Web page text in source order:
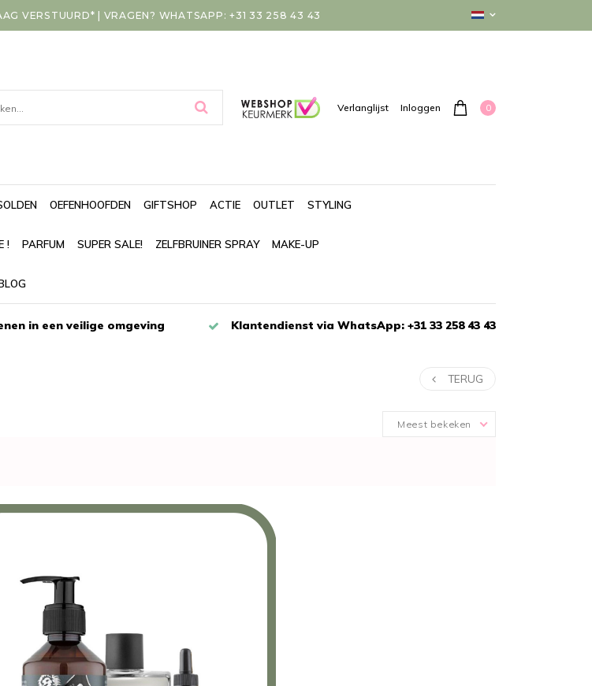
VERSTUURD* | VRAGEN? WHATSAPP: +31 33 258 43 43
Verlanglijst Inloggen 0
OEFENHOOFDEN GIFTSHOP ACTIE OUTLET STYLING
! PARFUM SUPER SALE! ZELFBRUINER SPRAY MAKE-UP
in een veilige omgeving Klantendienst via WhatsApp: +31 33 258 43 43
TERUG
Meest bekeken